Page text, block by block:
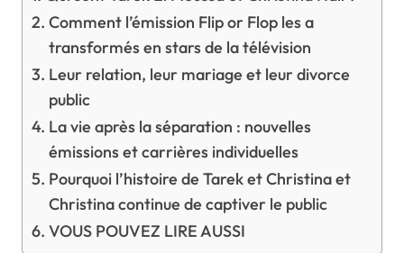
Comment l’émission Flip or Flop les a
transformés en stars de la télévision
Leur relation, leur mariage et leur divorce
public
La vie après la séparation : nouvelles
émissions et carrières individuelles
Pourquoi l’histoire de Tarek et Christina et
Christina continue de captiver le public
VOUS POUVEZ LIRE AUSSI